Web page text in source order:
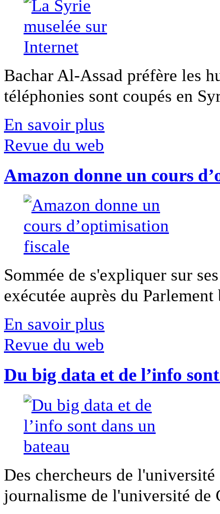
Bachar Al-Assad préfère les
téléphonies sont coupés en
En savoir plus
Revue du web
Amazon donne un cours
Sommée de s'expliquer sur
exécutée auprès du
En savoir plus
Revue du web
Du big data et de l’info
Des chercheurs de
journalisme de l'université